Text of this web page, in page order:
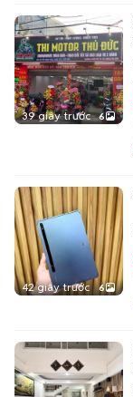
39 giây trước 6
42 giây trước 6